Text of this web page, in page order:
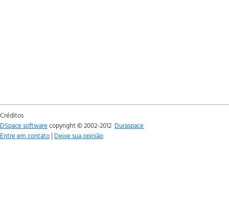
Créditos
DSpace softwarecopyright © 2002-2012 Duraspace
Entre em contato | Deixe sua opinião